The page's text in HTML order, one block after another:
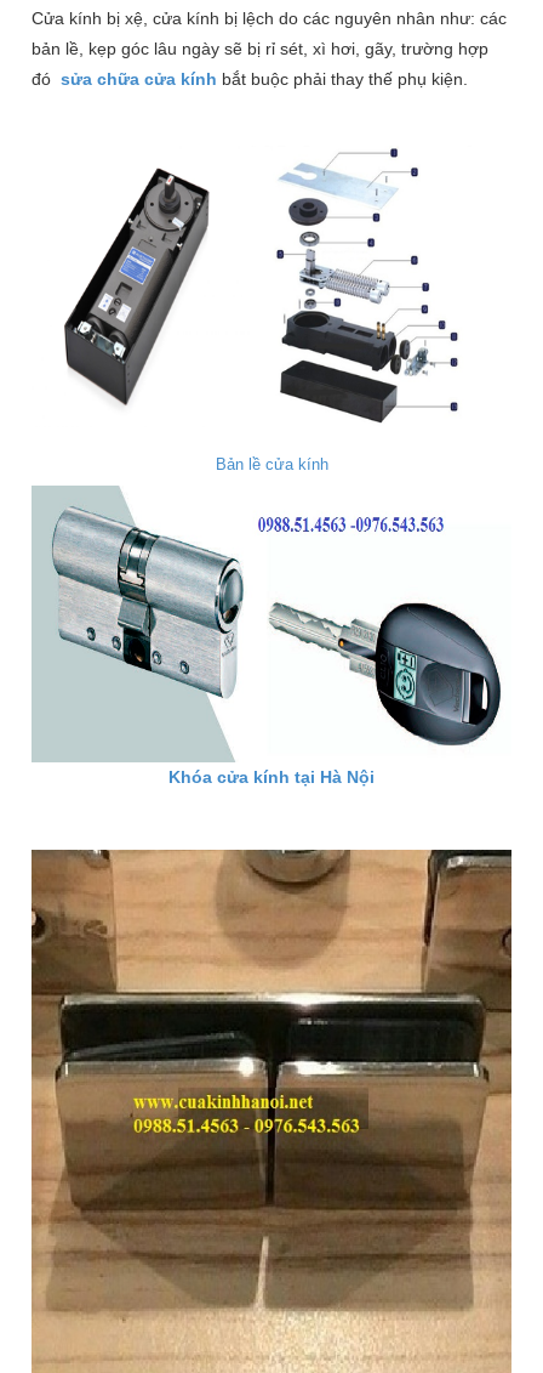
Cửa kính bị xệ, cửa kính bị lệch do các nguyên nhân như: các
bản lề, kẹp góc lâu ngày sẽ bị rỉ sét, xì hơi, gãy, trường hợp
đó sửa chữa cửa kính bắt buộc phải thay thế phụ kiện.
Bản lề cửa kính
Khóa cửa kính tại Hà Nội